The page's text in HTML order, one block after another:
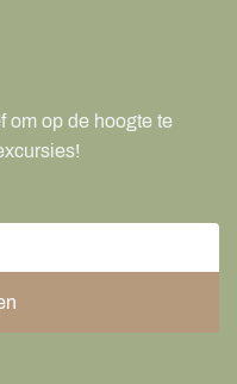
om op de hoogte te